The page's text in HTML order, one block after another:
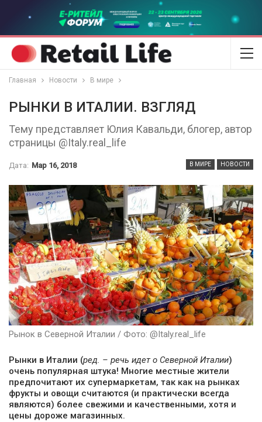
Главная Новости В мире
РЫНКИ В ИТАЛИИ. ВЗГЛЯД
Тему представляет Юлия Кавальди, блогер, автор
страницы @Italy.real_life
В МИРЕ НОВОСТИ
Дата: Мар 16, 2018
Рынок в Северной Италии / Фото: @Italy.real_life
Рынки в Италии (ред. – речь идет о Северной Италии)
очень популярная штука! Многие местные жители
предпочитают их супермаркетам, так как на рынках
фрукты и овощи считаются (и практически всегда
являются) более свежими и качественными, хотя и
цены дороже магазинных.